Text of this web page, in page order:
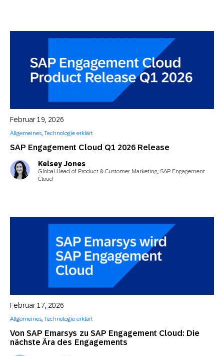
SAP Engagement Cloud Q1 2026 Release
Februar 19, 2026
Allgemeines, Technologie erklärt
Kelsey Jones
Global Head of Product & Customer Marketing, SAP Engagement
Cloud
Von SAP Emarsys zu SAP Engagement Cloud: Die
nächste Ära des Engagements
Februar 17, 2026
Allgemeines, Technologie erklärt